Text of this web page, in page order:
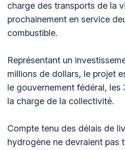
charge des transports de la
prochainement en service
combustible.
Représentant un
millions de dollars, le projet
le gouvernement fédéral, les
la charge de la collectivité.
Compte tenu des délais de
hydrogène ne devraient pas